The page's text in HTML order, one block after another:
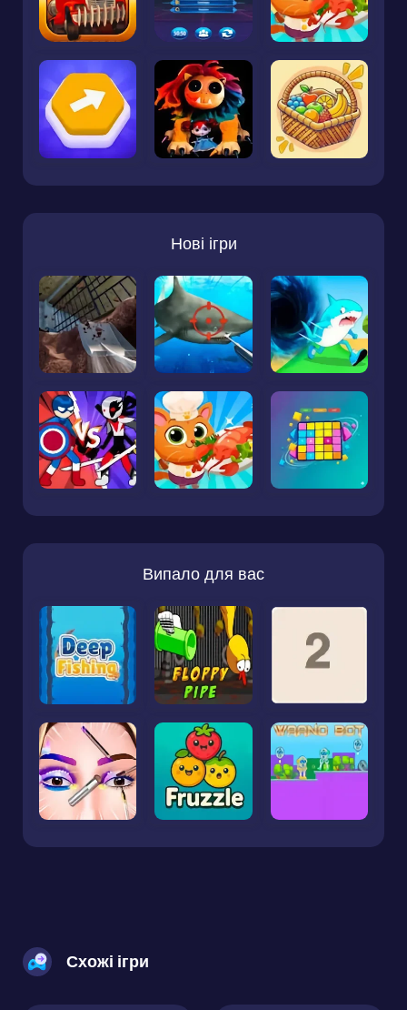
Нові ігри
Випало для вас
Схожі ігри